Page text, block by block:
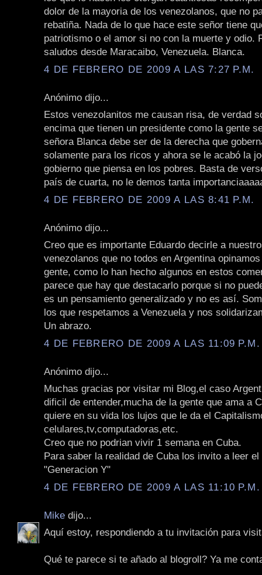
dolor de la mayoria de los venezolanos, que no
rebatiña. Nada de lo que hace este señor tiene
patriotismo o el amor si no con la muerte y odio.
saludos desde Maracaibo, Venezuela. Blanca.
4 DE FEBRERO DE 2009 A LAS 7:27 P.M.
Anónimo dijo...
Estos venezolanitos me causan risa, de verdad
encima que tienen un presidente como la gente
señora Blanca debe ser de la derecha que
solamente para los ricos y ahora se le acabó la
gobierno que piensa en los pobres. Basta de
país de cuarta, no le demos tanta
4 DE FEBRERO DE 2009 A LAS 8:41 P.M.
Anónimo dijo...
Creo que es importante Eduardo decirle a
venezolanos que no todos en Argentina
gente, como lo han hecho algunos en estos
parece que hay que destacarlo porque si no
es un pensamiento generalizado y no es así.
los que respetamos a Venezuela y nos
Un abrazo.
4 DE FEBRERO DE 2009 A LAS 11:09 P.M.
Anónimo dijo...
Muchas gracias por visitar mi Blog,el caso
dificil de entender,mucha de la gente que ama a
quiere en su vida los lujos que le da el
celulares,tv,computadoras,etc.
Creo que no podrian vivir 1 semana en Cuba.
Para saber la realidad de Cuba los invito a leer el
"Generacion Y"
4 DE FEBRERO DE 2009 A LAS 11:10 P.M.
Mike dijo...
Aquí estoy, respondiendo a tu invitación para
Qué te parece si te añado al blogroll? Ya me